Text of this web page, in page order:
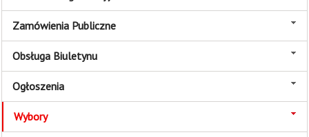
Zamówienia Publiczne
Obsługa Biuletynu
Ogłoszenia
Wybory